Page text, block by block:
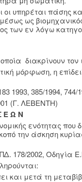
οι υπηρέται πάσης
ως
των εν λόγω
διακρίνουν
μόρφωση, η
1993, 385/1994, 744/
(Γ. ΛΕΒΕΝΤΗ)
Ε Ω Ν
ενότητας που
την άσκηση κυρίας
178/2002, Οδηγία
μετά τη